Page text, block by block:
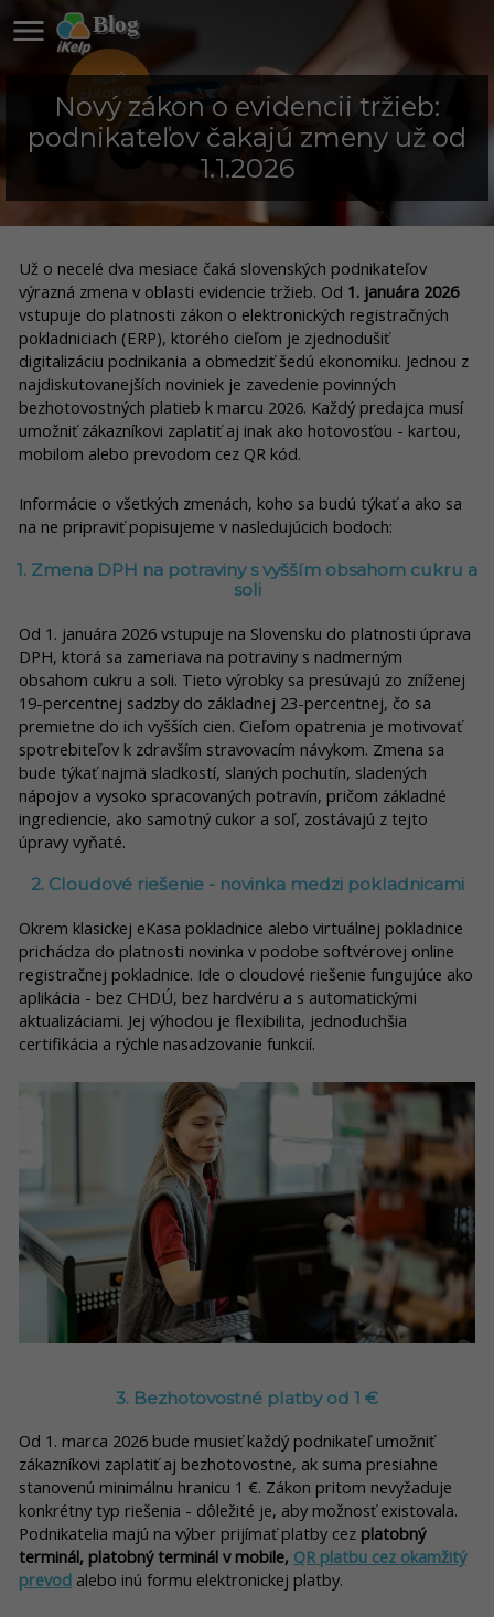
Blog

Nový zákon o evidencii tržieb:
podnikateľov čakajú zmeny už od
1.1.2026
Už o necelé dva mesiace čaká slovenských podnikateľov
výrazná zmena v oblasti evidencie tržieb. Od 1. januára 2026
vstupuje do platnosti zákon o elektronických registračných
pokladniciach (ERP), ktorého cieľom je zjednodušiť
digitalizáciu podnikania a obmedziť šedú ekonomiku. Jednou z
najdiskutovanejších noviniek je zavedenie povinných
bezhotovostných platieb k marcu 2026. Každý predajca musí
umožniť zákazníkovi zaplatiť aj inak ako hotovosťou - kartou,
mobilom alebo prevodom cez QR kód.
Informácie o všetkých zmenách, koho sa budú týkať a ako sa
na ne pripraviť popisujeme v nasledujúcich bodoch:
1. Zmena DPH na potraviny s vyšším obsahom cukru a
soli
Od 1. januára 2026 vstupuje na Slovensku do platnosti úprava
DPH, ktorá sa zameriava na potraviny s nadmerným
obsahom cukru a soli. Tieto výrobky sa presúvajú zo zníženej
19-percentnej sadzby do základnej 23-percentnej, čo sa
premietne do ich vyšších cien. Cieľom opatrenia je motivovať
spotrebiteľov k zdravším stravovacím návykom. Zmena sa
bude týkať najmä sladkostí, slaných pochutín, sladených
nápojov a vysoko spracovaných potravín, pričom základné
ingrediencie, ako samotný cukor a soľ, zostávajú z tejto
úpravy vyňaté.
2. Cloudové riešenie - novinka medzi pokladnicami
Okrem klasickej eKasa pokladnice alebo virtuálnej pokladnice
prichádza do platnosti novinka v podobe softvérovej online
registračnej pokladnice. Ide o cloudové riešenie fungujúce ako
aplikácia - bez CHDÚ, bez hardvéru a s automatickými
aktualizáciami. Jej výhodou je flexibilita, jednoduchšia
certifikácia a rýchle nasadzovanie funkcií.
3. Bezhotovostné platby od 1 €
Od 1. marca 2026 bude musieť každý podnikateľ umožniť
zákazníkovi zaplatiť aj bezhotovostne, ak suma presiahne
stanovenú minimálnu hranicu 1 €. Zákon pritom nevyžaduje
konkrétny typ riešenia - dôležité je, aby možnosť existovala.
Podnikatelia majú na výber prijímať platby cez platobný
terminál, platobný terminál v mobile, QR platbu cez okamžitý
prevod alebo inú formu elektronickej platby.